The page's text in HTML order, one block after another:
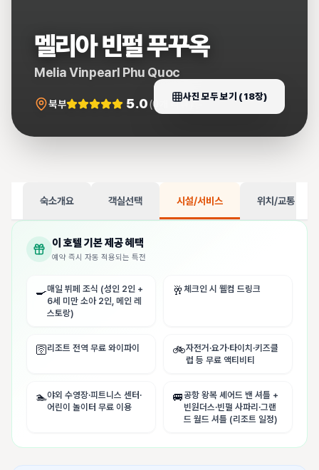
멜리아 빈펄 푸꾸옥
Melia Vinpearl Phu Quoc
북부 5.0(0 개 리뷰)
사진 모두 보기 ( 18장)
숙소개요 객실선택 시설/서비스 위치/교통
이 호텔 기본 제공 혜택
예약 즉시 자동 적용되는 특전
🍳매일 뷔페 조식 (성인 2인 +
6세 미만 소아 2인, 메인 레
스토랑)
🥂 체크인 시 웰컴 드링크
🛜리조트 전역 무료 와이파이 🚲자전거·요가·타이치·키즈클
럽 등 무료 액티비티
🏊야외 수영장·피트니스 센터·
어린이 놀이터 무료 이용
🚐공항 왕복 셰어드 밴 셔틀 +
빈원더스·빈펄 사파리·그랜
드 월드 셔틀 (리조트 일정)